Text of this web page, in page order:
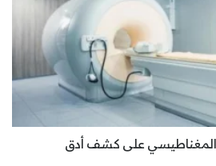
على كشف أدق